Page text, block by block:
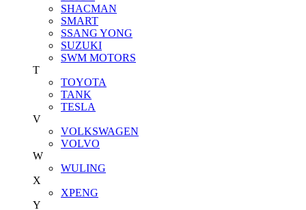
SHACMAN
SMART
SSANG YONG
SUZUKI
SWM MOTORS
T
TOYOTA
TANK
TESLA
V
VOLKSWAGEN
VOLVO
W
WULING
X
XPENG
Y